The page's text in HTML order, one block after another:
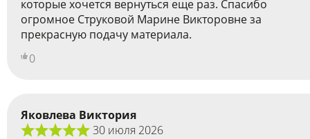
которые хочется вернуться еще раз. Спасибо
огромное Струковой Марине Викторовне за
прекрасную подачу материала.
0
Яковлева Виктория
30 июля 2026